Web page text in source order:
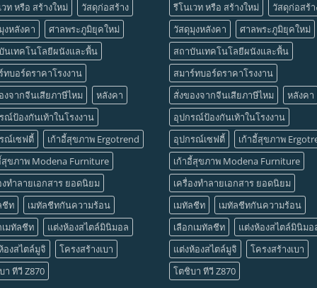
วท หรือ สร้างใหม่
วัสดุก่อสร้าง
งหลังคา
ศาลพระภูมิยุคใหม่
นเทคโนโลยีผนังและพื้น
ทบอร์ดราคาโรงงาน
งจากจีนเสียภาษีไหม
หลังคา
ณ์ป้องกันเท้าในโรงงาน
ณ์เซฟตี้
เก้าอี้สุขภาพ Ergotrend
สุขภาพ Modena Furniture
งทำลายเอกสาร ยอดนิยม
ชีท
เมทัลชีทกันความร้อน
เมทัลชีท
แต่งห้องสไตล์มินิมอล
องสไตล์มูจิ
โครงสร้างเบา
า ทีวี Z870
รีโนเวท หรือ สร้างใหม่
วัสดุก่อสร้า
วัสดุมุงหลังคา
ศาลพระภูมิยุคใหม่
สถาบันเทคโนโลยีผนังและพื้น
สมาร์ทบอร์ดราคาโรงงาน
สั่งของจากจีนเสียภาษีไหม
หลังคา
อุปกรณ์ป้องกันเท้าในโรงงาน
อุปกรณ์เซฟตี้
เก้าอี้สุขภาพ
เก้าอี้สุขภาพ Modena Furniture
เครื่องทำลายเอกสาร ยอดนิยม
เมทัลชีท
เมทัลชีทกันความร้อน
เลือกเมทัลชีท
แต่งห้องสไตล์มินิมอ
แต่งห้องสไตล์มูจิ
โครงสร้างเบา
โตชิบา ทีวี Z870